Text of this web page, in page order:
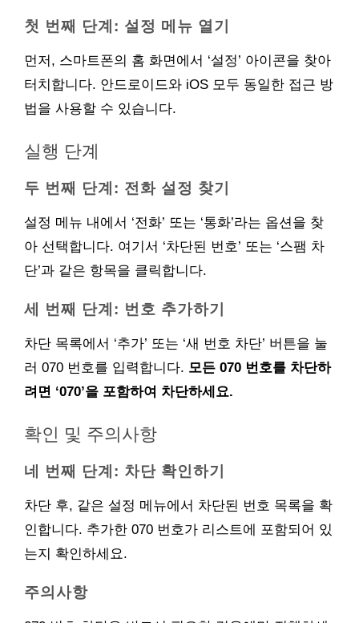
첫 번째 단계: 설정 메뉴 열기
먼저, 스마트폰의 홈 화면에서 ‘설정’ 아이콘을 찾아
터치합니다. 안드로이드와 iOS 모두 동일한 접근 방
법을 사용할 수 있습니다.
실행 단계
두 번째 단계: 전화 설정 찾기
설정 메뉴 내에서 ‘전화’ 또는 ‘통화’라는 옵션을 찾
아 선택합니다. 여기서 ‘차단된 번호’ 또는 ‘스팸 차
단’과 같은 항목을 클릭합니다.
세 번째 단계: 번호 추가하기
차단 목록에서 ‘추가’ 또는 ‘새 번호 차단’ 버튼을 눌
러 070 번호를 입력합니다. 모든 070 번호를 차단하
려면 ‘070’을 포함하여 차단하세요.
확인 및 주의사항
네 번째 단계: 차단 확인하기
차단 후, 같은 설정 메뉴에서 차단된 번호 목록을 확
인합니다. 추가한 070 번호가 리스트에 포함되어 있
는지 확인하세요.
주의사항